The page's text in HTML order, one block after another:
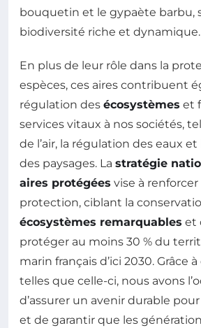
bouquetin et le gypaète barbu,
biodiversité riche et dynamique.
En plus de leur rôle dans la
espèces, ces aires contribuent
régulation des écosystèmes et
services vitaux à nos sociétés,
de l’air, la régulation des eaux
des paysages. La stratégie
aires protégées vise à
protection, ciblant la
écosystèmes remarquables et
protéger au moins 30 % du
marin français d’ici 2030. Grâce
telles que celle-ci, nous avons
d’assurer un avenir durable pour
et de garantir que les